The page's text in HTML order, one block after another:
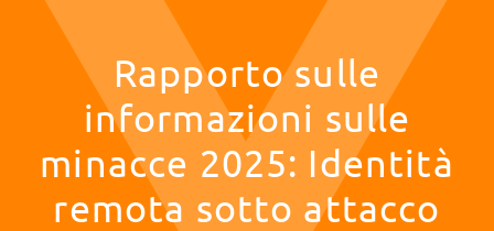
Rapporto sulle
informazioni sulle
minacce 2025: Identità
remota sotto attacco